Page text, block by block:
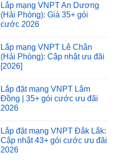
Lắp mạng VNPT An Dương
(Hải Phòng): Giá 35+ gói
cước 2026
Lắp mạng VNPT Lê Chân
(Hải Phòng): Cập nhật ưu đãi
[2026]
Lắp đặt mạng VNPT Lâm
Đồng | 35+ gói cước ưu đãi
2026
Lắp đặt mạng VNPT Đắk Lắk:
Cập nhật 43+ gói cước ưu đãi
2026